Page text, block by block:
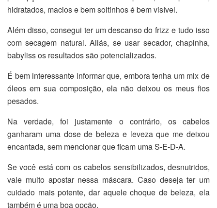
hidratados, macios e bem soltinhos é bem visível.
Além disso, consegui ter um descanso do frizz e tudo isso
com secagem natural. Aliás, se usar secador, chapinha,
babyliss os resultados são potencializados.
É bem interessante informar que, embora tenha um mix de
óleos em sua composição, ela não deixou os meus fios
pesados.
Na verdade, foi justamente o contrário, os cabelos
ganharam uma dose de beleza e leveza que me deixou
encantada, sem mencionar que ficam uma S-E-D-A.
Se você está com os cabelos sensibilizados, desnutridos,
vale muito apostar nessa máscara. Caso deseja ter um
cuidado mais potente, dar aquele choque de beleza, ela
também é uma boa opção.